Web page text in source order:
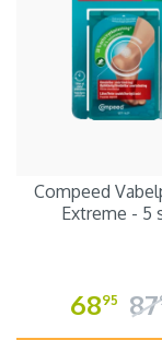
Compeed
Extreme - 5
6895 87